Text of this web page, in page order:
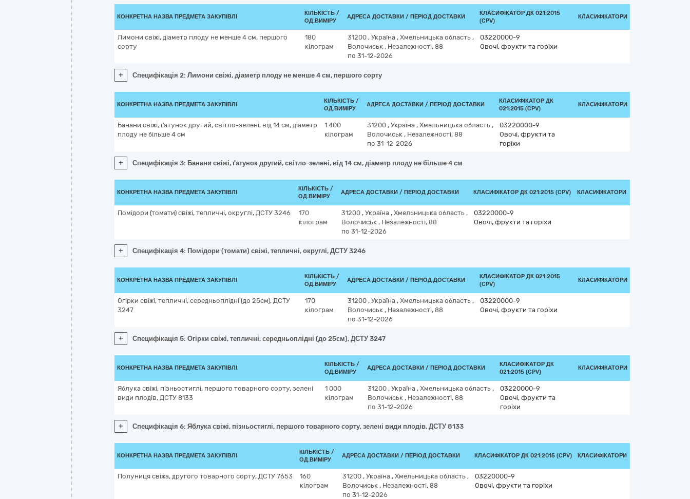
КОНКРЕТНА НАЗВА ПРЕДМЕТА ЗАКУПІВЛІ
КІЛЬКІСТЬ /
ОД.ВИМІРУ
АДРЕСА ДОСТАВКИ / ПЕРІОД ДОСТАВКИ
КЛАСИФІКАТОР ДК 021:2015
(CPV)
КЛАСИФІКАТОРИ
Лимони свіжі, діаметр плоду не менше 4 см, першого
сорту
180
кілограм
31200 , Україна , Хмельницька область ,
Волочиськ , Незалежності, 88
по 31-12-2026
03220000-9
Овочі, фрукти та горіхи
+ Специфікація 2: Лимони свіжі, діаметр плоду не менше 4 см, першого сорту
КОНКРЕТНА НАЗВА ПРЕДМЕТА ЗАКУПІВЛІ
КІЛЬКІСТЬ /
ОД.ВИМІРУ
АДРЕСА ДОСТАВКИ / ПЕРІОД ДОСТАВКИ
КЛАСИФІКАТОР ДК
021:2015 (CPV)
КЛАСИФІКАТОРИ
Банани свіжі, ґатунок другий, світло-зелені, від 14 см, діаметр
плоду не більше 4 см
1 400
кілограм
31200 , Україна , Хмельницька область ,
Волочиськ , Незалежності, 88
по 31-12-2026
03220000-9
Овочі, фрукти та
горіхи
+ Специфікація 3: Банани свіжі, ґатунок другий, світло-зелені, від 14 см, діаметр плоду не більше 4 см
КОНКРЕТНА НАЗВА ПРЕДМЕТА ЗАКУПІВЛІ
КІЛЬКІСТЬ /
ОД.ВИМІРУ
АДРЕСА ДОСТАВКИ / ПЕРІОД ДОСТАВКИ КЛАСИФІКАТОР ДК 021:2015 (CPV) КЛАСИФІКАТОРИ
Помідори (томати) свіжі, тепличні, округлі, ДСТУ 3246
170
кілограм
31200 , Україна , Хмельницька область ,
Волочиськ , Незалежності, 88
по 31-12-2026
03220000-9
Овочі, фрукти та горіхи
+ Специфікація 4: Помідори (томати) свіжі, тепличні, округлі, ДСТУ 3246
КОНКРЕТНА НАЗВА ПРЕДМЕТА ЗАКУПІВЛІ
КІЛЬКІСТЬ /
ОД.ВИМІРУ
АДРЕСА ДОСТАВКИ / ПЕРІОД ДОСТАВКИ
КЛАСИФІКАТОР ДК 021:2015
(CPV)
КЛАСИФІКАТОРИ
Огірки свіжі, тепличні, середньоплідні (до 25см), ДСТУ
3247
170
кілограм
31200 , Україна , Хмельницька область ,
Волочиськ , Незалежності, 88
по 31-12-2026
03220000-9
Овочі, фрукти та горіхи
+ Специфікація 5: Огірки свіжі, тепличні, середньоплідні (до 25см), ДСТУ 3247
КОНКРЕТНА НАЗВА ПРЕДМЕТА ЗАКУПІВЛІ
КІЛЬКІСТЬ /
ОД.ВИМІРУ
АДРЕСА ДОСТАВКИ / ПЕРІОД ДОСТАВКИ
КЛАСИФІКАТОР ДК
021:2015 (CPV)
КЛАСИФІКАТОРИ
Яблука свіжі, пізньостиглі, першого товарного сорту, зелені
види плодів, ДСТУ 8133
1 000
кілограм
31200 , Україна , Хмельницька область ,
Волочиськ , Незалежності, 88
по 31-12-2026
03220000-9
Овочі, фрукти та
горіхи
+ Специфікація 6: Яблука свіжі, пізньостиглі, першого товарного сорту, зелені види плодів, ДСТУ 8133
КОНКРЕТНА НАЗВА ПРЕДМЕТА ЗАКУПІВЛІ
КІЛЬКІСТЬ /
ОД.ВИМІРУ
АДРЕСА ДОСТАВКИ / ПЕРІОД ДОСТАВКИ КЛАСИФІКАТОР ДК 021:2015 (CPV) КЛАСИФІКАТОРИ
Полуниця свіжа, другого товарного сорту, ДСТУ 7653
160
кілограм
31200 , Україна , Хмельницька область ,
Волочиськ , Незалежності, 88
по 31-12-2026
03220000-9
Овочі, фрукти та горіхи